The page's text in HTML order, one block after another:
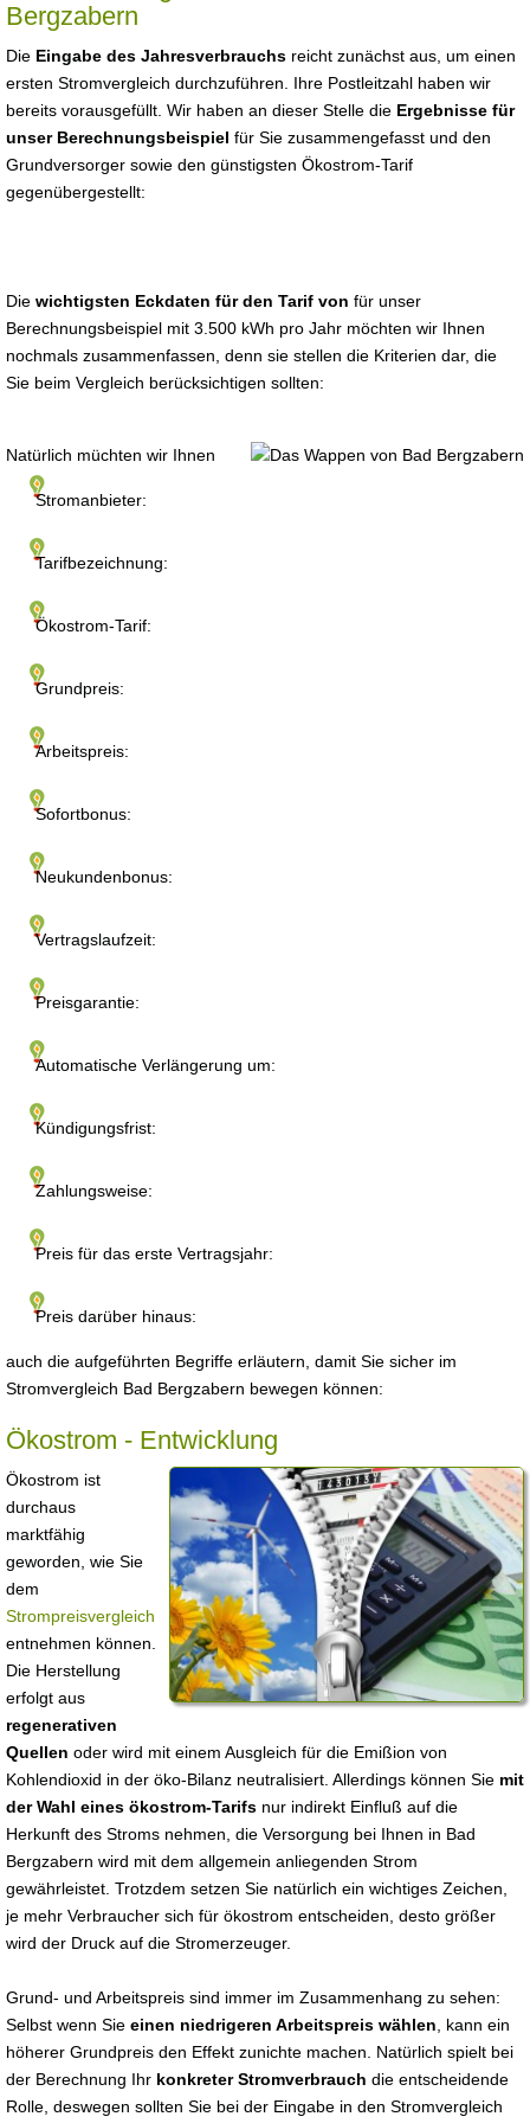
Bergzabern
Die Eingabe des Jahresverbrauchs reicht zunächst aus, um einen
ersten Stromvergleich durchzuführen. Ihre Postleitzahl haben wir
bereits vorausgefüllt. Wir haben an dieser Stelle die Ergebnisse für
unser Berechnungsbeispiel für Sie zusammengefasst und den
Grundversorger sowie den günstigsten Ökostrom-Tarif
gegenübergestellt:
Die wichtigsten Eckdaten für den Tarif von für unser
Berechnungsbeispiel mit 3.500 kWh pro Jahr möchten wir Ihnen
nochmals zusammenfassen, denn sie stellen die Kriterien dar, die
Sie beim Vergleich berücksichtigen sollten:
Stromanbieter:
Tarifbezeichnung:
Ökostrom-Tarif:
Grundpreis:
Arbeitspreis:
Sofortbonus:
Neukundenbonus:
Vertragslaufzeit:
Preisgarantie:
Automatische Verlängerung um:
Kündigungsfrist:
Zahlungsweise:
Preis für das erste Vertragsjahr:
Preis darüber hinaus:
Natürlich müchten wir Ihnen
auch die aufgeführten Begriffe erläutern, damit Sie sicher im
Stromvergleich Bad Bergzabern bewegen können:
Ökostrom - Entwicklung
Ökostrom ist
durchaus
marktfähig
geworden, wie Sie
dem
Strompreisvergleich
entnehmen können.
Die Herstellung
erfolgt aus
regenerativen
Quellen oder wird mit einem Ausgleich für die Emißion von
Kohlendioxid in der öko-Bilanz neutralisiert. Allerdings können Sie mit
der Wahl eines ökostrom-Tarifs nur indirekt Einfluß auf die
Herkunft des Stroms nehmen, die Versorgung bei Ihnen in Bad
Bergzabern wird mit dem allgemein anliegenden Strom
gewährleistet. Trotzdem setzen Sie natürlich ein wichtiges Zeichen,
je mehr Verbraucher sich für ökostrom entscheiden, desto größer
wird der Druck auf die Stromerzeuger.
Grund- und Arbeitspreis sind immer im Zusammenhang zu sehen:
Selbst wenn Sie einen niedrigeren Arbeitspreis wählen , kann ein
höherer Grundpreis den Effekt zunichte machen. Natürlich spielt bei
der Berechnung Ihr konkreter Stromverbrauch die entscheidende
Rolle, deswegen sollten Sie bei der Eingabe in den Stromvergleich